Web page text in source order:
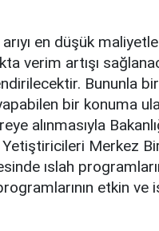
arıyı en düşük
verim artışı
Bununla
bir konuma
alınmasıyla
Merkez
ıslah
etkin ve